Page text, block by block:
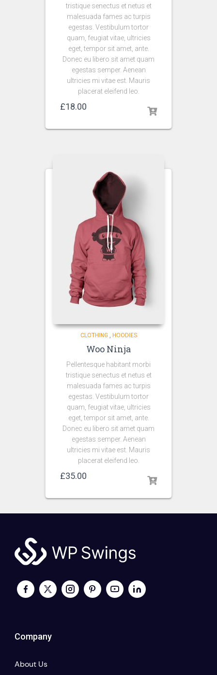
tristique senectus et netus et
malesuada fames ac turpis
egestas. Vestibulum tortor
quam, feugiat vitae, ultricies
eget, tempor sit amet, ante.
Donec eu libero sit amet quam
egestas semper. Aenean
ultricies mi vitae est. Mauris
placerat eleifend leo.
£18.00
CLOTHING , HOODIES
Woo Ninja
Pellentesque habitant morbi
tristique senectus et netus et
malesuada fames ac turpis
egestas. Vestibulum tortor
quam, feugiat vitae, ultricies
eget, tempor sit amet, ante.
Donec eu libero sit amet quam
egestas semper. Aenean
ultricies mi vitae est. Mauris
placerat eleifend leo.
£35.00
Company
About Us